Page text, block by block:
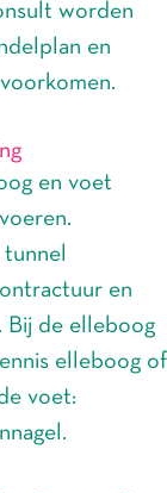
worden
en
en voet
en
Bij de elleboog
elleboog of
voet: